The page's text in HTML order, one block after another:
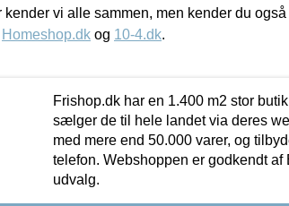
vi alle sammen, men kender du
Homeshop.dk og 10-4.dk.
Frishop.dk har en 1.400 m2 stor
sælger de til hele landet via deres
med mere end 50.000 varer, og
telefon. Webshoppen er godkendt
udvalg.